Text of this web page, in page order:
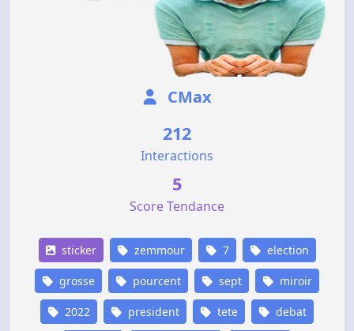
CMax
212
Interactions
5
Score Tendance
sticker zemmour 7 election
grosse pourcent sept miroir
2022 president tete debat